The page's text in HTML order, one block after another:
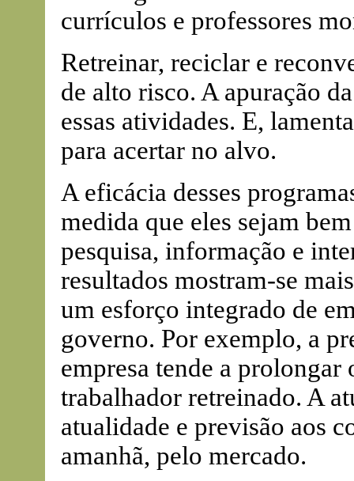
currículos e professores
Retreinar, reciclar e
de alto risco. A apuração
essas atividades. E,
para acertar no alvo.
A eficácia desses
medida que eles sejam
pesquisa, informação e
resultados mostram-se
um esforço integrado de
governo. Por exemplo, a
empresa tende a prolongar
trabalhador retreinado. A
atualidade e previsão aos
amanhã, pelo mercado.